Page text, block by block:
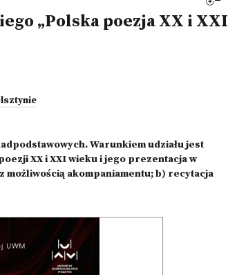
„Polska poezja XX i XXI
Warunkiem udziału jest
XX i XXI wieku i jego prezentacja w
akompaniamentu; b) recytacja